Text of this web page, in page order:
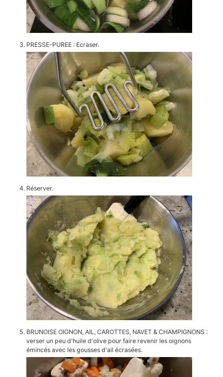
PRESSE-PUREE : Ecraser.
Réserver.
BRUNOISE OIGNON, AIL, CAROTTES, NAVET & CHAMPIGNONS :
verser un peu d'huile d'olive pour faire revenir les oignons
émincés avec les gousses d'ail écrasées.